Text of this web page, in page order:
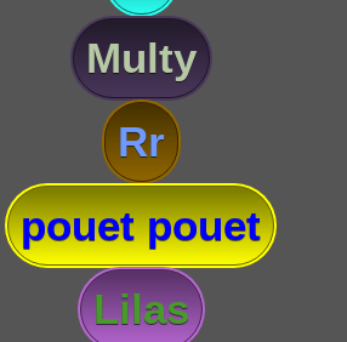
Multy
Rr
pouet pouet
Lilas